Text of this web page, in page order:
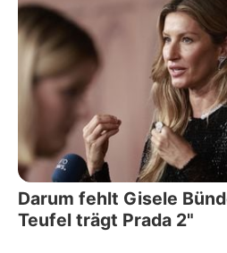
Darum fehlt Gisele
Teufel trägt Prada 2"